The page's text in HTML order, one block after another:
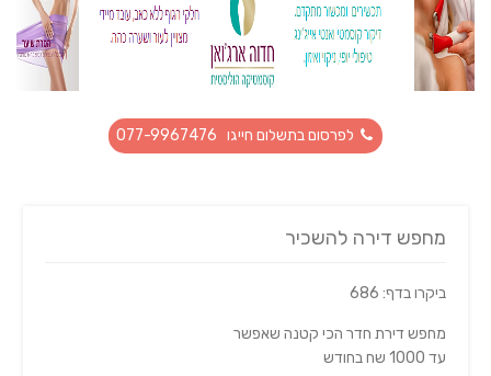
לפרסום בתשלום חייגו 077-9967476
מחפש דירה להשכיר
ביקרו בדף: 686
מחפש דירת חדר הכי קטנה שאפשר
עד 1000 שח בחודש